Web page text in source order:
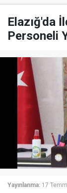
Elazığ'da
Personeli
Yayınlanma: 17